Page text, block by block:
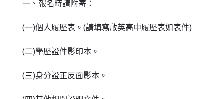
一、報名時請附寄：
(一)個人履歷表。(請填寫啟英高中履歷表如表件)
(二)學歷證件影印本。
(三)身分證正反面影本。